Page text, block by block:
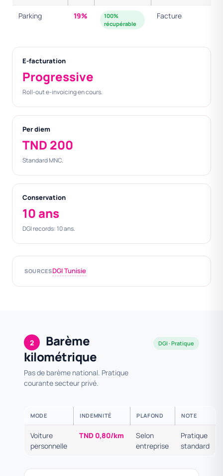
Parking 19%
100%
récupérable
Facture
E-facturation
Progressive
Roll-out e-invoicing en cours.
Per diem
TND 200
Standard MNC.
Conservation
10 ans
DGI records: 10 ans.
SOURCESDGI Tunisie
2
Barème
kilométrique
Pas de barème national. Pratique
courante secteur privé.
DGI · Pratique
MODE INDEMNITÉ PLAFOND NOTE
Voiture
personnelle
TND 0,80/km
Selon
entreprise
Pratique
standard